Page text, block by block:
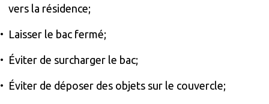
vers la résidence;
Laisser le bac fermé;
Éviter de surcharger le bac;
Éviter de déposer des objets sur le couvercle;